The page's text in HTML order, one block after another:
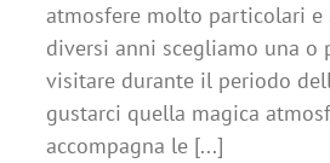
atmosfere molto particolari e
diversi anni scegliamo una o
visitare durante il periodo
gustarci quella magica
accompagna le [...]